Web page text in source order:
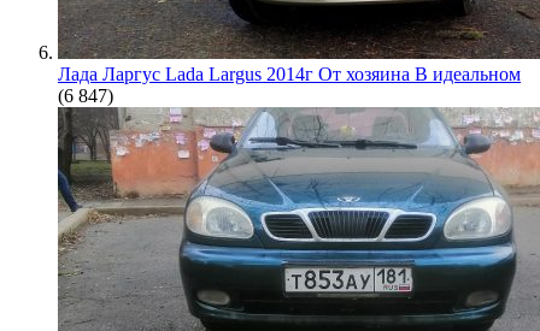
Лада Ларгус Lada Largus 2014г От хозяина В идеальном
(6 847)